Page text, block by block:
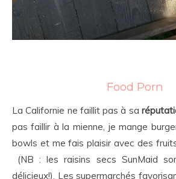
Food Porn
La Californie ne faillit pas à sa
pas faillir à la mienne, je mange
bowls et me fais plaisir avec des
(NB : les raisins secs SunMaid
délicieux!). Les supermarchés